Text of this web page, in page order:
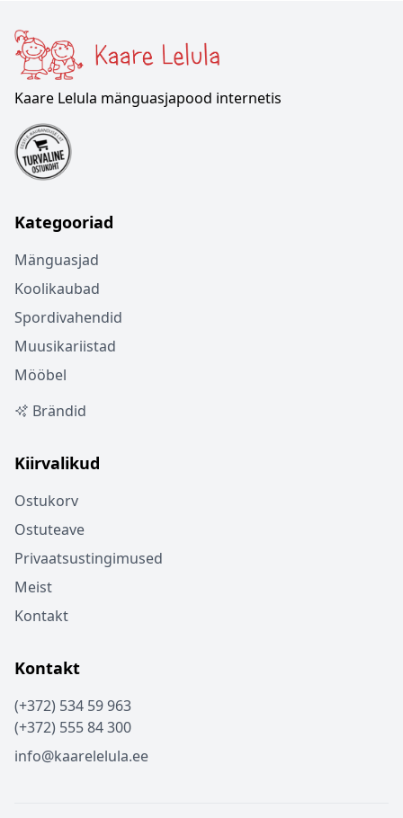
Kaare Lelula mänguasjapood internetis
Kategooriad
Mänguasjad
Koolikaubad
Spordivahendid
Muusikariistad
Mööbel
Brändid
Kiirvalikud
Ostukorv
Ostuteave
Privaatsustingimused
Meist
Kontakt
Kontakt
(+372) 534 59 963
(+372) 555 84 300
info@kaarelelula.ee